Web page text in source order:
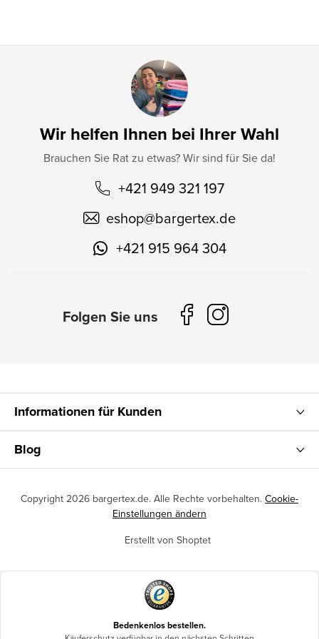
Wir helfen Ihnen bei Ihrer Wahl
Brauchen Sie Rat zu etwas? Wir sind für Sie da!
+421 949 321 197
eshop@bargertex.de
+421 915 964 304
Informationen für Kunden
Blog
Erstellt von Shoptet
Copyright 2026 bargertex.de. Alle Rechte vorbehalten. Cookie-
Einstellungen ändern